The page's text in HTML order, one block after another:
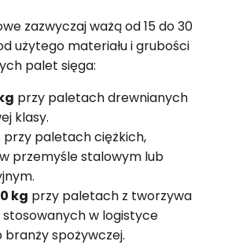
zazwyczaj ważą od 15 do 30
użytego materiału i grubości
palet sięga:
przy paletach drewnianych
klasy.
przy paletach ciężkich,
przemyśle stalowym lub
kg przy paletach z tworzywa
stosowanych w logistyce
branży spożywczej.